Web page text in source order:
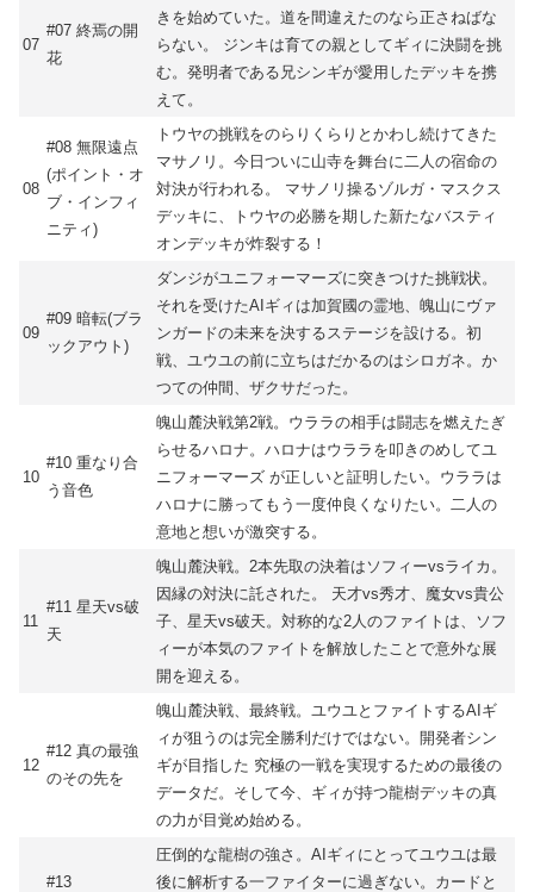
07
#07 終焉の開
花
きを始めていた。道を間違えたのなら正さねばな
らない。 ジンキは育ての親としてギィに決闘を挑
む。発明者である兄シンギが愛用したデッキを携
えて。
08
#08 無限遠点
(ポイント・オ
ブ・インフィ
ニティ)
トウヤの挑戦をのらりくらりとかわし続けてきた
マサノリ。今日ついに山寺を舞台に二人の宿命の
対決が行われる。 マサノリ操るゾルガ・マスクス
デッキに、トウヤの必勝を期した新たなバスティ
オンデッキが炸裂する！
09
#09 暗転(ブラ
ックアウト)
ダンジがユニフォーマーズに突きつけた挑戦状。
それを受けたAIギィは加賀國の霊地、魄山にヴァ
ンガードの未来を決するステージを設ける。初
戦、ユウユの前に立ちはだかるのはシロガネ。か
つての仲間、ザクサだった。
10
#10 重なり合
う音色
魄山麓決戦第2戦。ウララの相手は闘志を燃えたぎ
らせるハロナ。ハロナはウララを叩きのめしてユ
ニフォーマーズ が正しいと証明したい。ウララは
ハロナに勝ってもう一度仲良くなりたい。二人の
意地と想いが激突する。
11
#11 星天vs破
天
魄山麓決戦。2本先取の決着はソフィーvsライカ。
因縁の対決に託された。 天才vs秀才、魔女vs貴公
子、星天vs破天。対称的な2人のファイトは、ソフ
ィーが本気のファイトを解放したことで意外な展
開を迎える。
12
#12 真の最強
のその先を
魄山麓決戦、最終戦。ユウユとファイトするAIギ
ィが狙うのは完全勝利だけではない。開発者シン
ギが目指した 究極の一戦を実現するための最後の
データだ。そして今、ギィが持つ龍樹デッキの真
の力が目覚め始める。
#13
圧倒的な龍樹の強さ。AIギィにとってユウユは最
後に解析する一ファイターに過ぎない。カードと